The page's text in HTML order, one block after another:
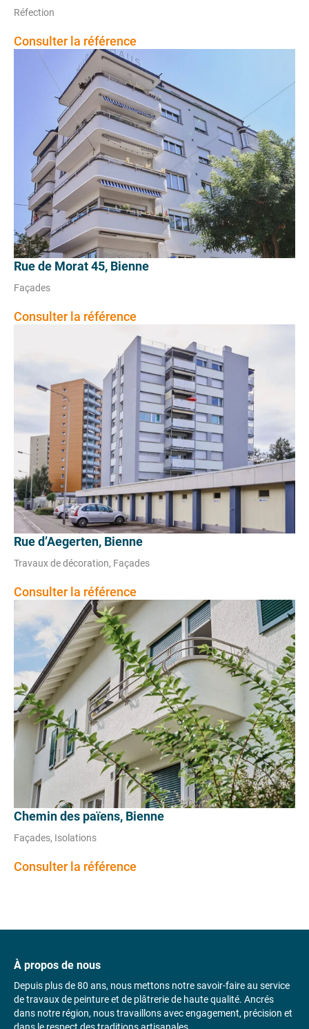
Réfection
Consulter la référence
Rue de Morat 45, Bienne
Façades
Consulter la référence
Rue d’Aegerten, Bienne
Travaux de décoration, Façades
Consulter la référence
Chemin des païens, Bienne
Façades, Isolations
Consulter la référence
À propos de nous
Depuis plus de 80 ans, nous mettons notre savoir-faire au service
de travaux de peinture et de plâtrerie de haute qualité. Ancrés
dans notre région, nous travaillons avec engagement, précision et